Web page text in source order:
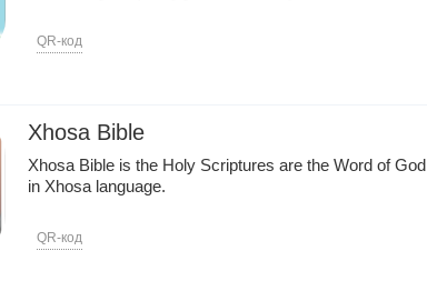
QR-код
Xhosa Bible
Xhosa Bible is the Holy Scriptures are the Word of God
in Xhosa language.
QR-код